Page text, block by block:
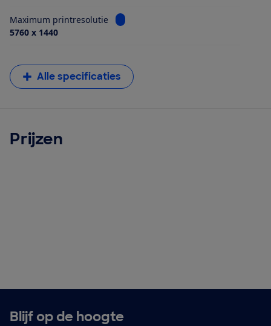
Maximum printresolutie
Bekijk informatie voor Maximum
5760 x 1440
Alle specificaties
Prijzen
Blijf op de hoogte